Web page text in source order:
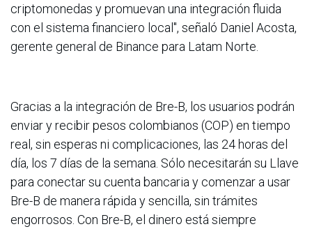
criptomonedas y promuevan una integración fluida
con el sistema financiero local", señaló Daniel Acosta,
gerente general de Binance para Latam Norte.
Gracias a la integración de Bre-B, los usuarios podrán
enviar y recibir pesos colombianos (COP) en tiempo
real, sin esperas ni complicaciones, las 24 horas del
día, los 7 días de la semana. Sólo necesitarán su Llave
para conectar su cuenta bancaria y comenzar a usar
Bre-B de manera rápida y sencilla, sin trámites
engorrosos. Con Bre-B, el dinero está siempre